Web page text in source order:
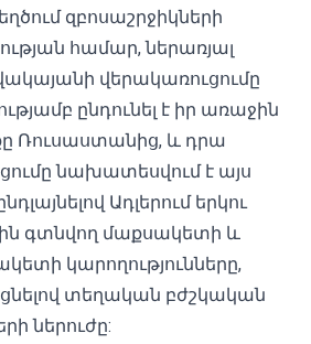
զբոսաշրջիկների
համար, ներառյալ
վերակառուցումը
ընդունել է իր առաջին
Ռուսաստանից, և դրա
նախատեսվում է այս
Ադլերում երկու
գտնվող մաքսակետի և
կարողությունները,
տեղական բժշկական
ներուժը: